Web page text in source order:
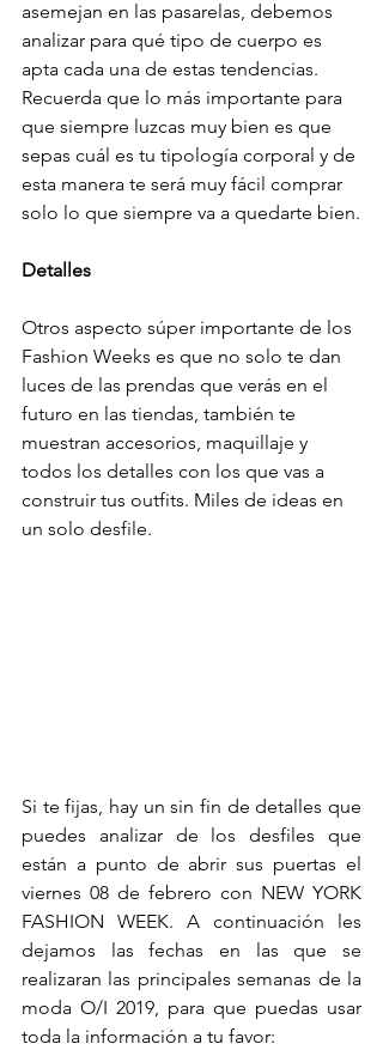
asemejan en las pasarelas, debemos
analizar para qué tipo de cuerpo es
apta cada una de estas tendencias.
Recuerda que lo más importante para
que siempre luzcas muy bien es que
sepas cuál es tu tipología corporal y de
esta manera te será muy fácil comprar
solo lo que siempre va a quedarte bien.
Detalles
Otros aspecto súper importante de los
Fashion Weeks es que no solo te dan
luces de las prendas que verás en el
futuro en las tiendas, también te
muestran accesorios, maquillaje y
todos los detalles con los que vas a
construir tus outfits. Miles de ideas en
un solo desfile.
Si te fijas, hay un sin fin de detalles que
puedes analizar de los desfiles que
están a punto de abrir sus puertas el
viernes 08 de febrero con NEW YORK
FASHION WEEK. A continuación les
dejamos las fechas en las que se
realizaran las principales semanas de la
moda O/I 2019, para que puedas usar
toda la información a tu favor: